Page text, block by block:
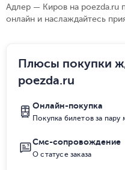
Адлер — Киров на poezda.ru
онлайн и наслаждайтесь
Плюсы покупки
poezda.ru
Онлайн-покупка
Покупка билетов за пару
Смс-сопровождение
О статусе заказа